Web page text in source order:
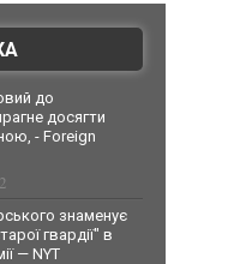
до
досягти
- Foreign
знаменує
гвардії" в
— NYT